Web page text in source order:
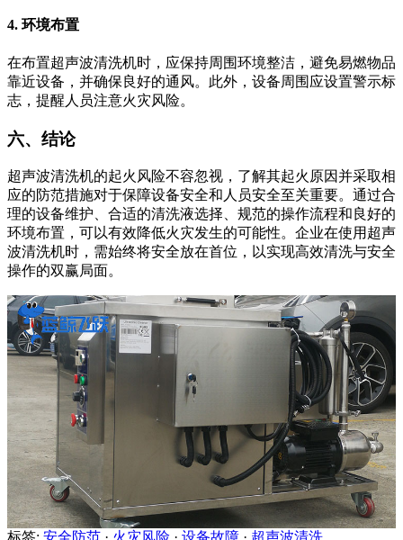
4. 环境布置
在布置超声波清洗机时，应保持周围环境整洁，避免易燃物品
靠近设备，并确保良好的通风。此外，设备周围应设置警示标
志，提醒人员注意火灾风险。
六、结论
超声波清洗机的起火风险不容忽视，了解其起火原因并采取相
应的防范措施对于保障设备安全和人员安全至关重要。通过合
理的设备维护、合适的清洗液选择、规范的操作流程和良好的
环境布置，可以有效降低火灾发生的可能性。企业在使用超声
波清洗机时，需始终将安全放在首位，以实现高效清洗与安全
操作的双赢局面。